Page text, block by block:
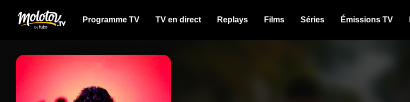
Programme TV TV en direct Replays Films Séries Émissions TV